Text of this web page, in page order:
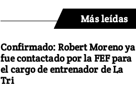
Más leídas
Confirmado: Robert Moreno ya
fue contactado por la FEF para
el cargo de entrenador de La
Tri